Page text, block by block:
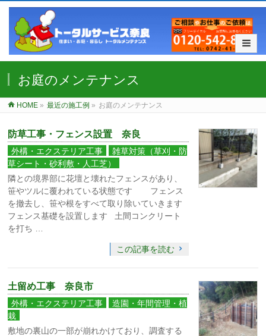
お庭のメンテナンス
HOME » 最近の施工例 » お庭のメンテナンス
防草工事・フェンス設置 奈良
外構・エクステリア工事
雑草対策（草刈・防
草シート・砂利敷・人工芝）
隣との境界部に花壇と壊れたフェンスがあり、
笹やツルに覆われている状態です フェンス
を撤去し、笹や根をすべて取り除いていきます
フェンス基礎を設置します 土間コンクリート
を打ち …
この記事を読む
土留め工事 奈良市
外構・エクステリア工事
造園・年間管理・植
栽
敷地の裏山の一部が崩れかけており、調査する